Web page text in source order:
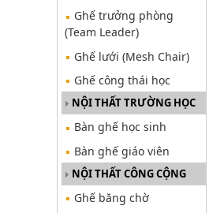
Ghế trưởng phòng
(Team Leader)
Ghế lưới (Mesh Chair)
Ghế công thái học
NỘI THẤT TRƯỜNG HỌC
Bàn ghế học sinh
Bàn ghế giáo viên
NỘI THẤT CÔNG CỘNG
Ghế băng chờ